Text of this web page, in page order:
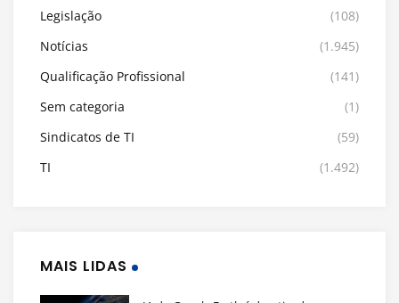
Legislação
(108)
Notícias
(1.945)
Qualificação Profissional
(141)
Sem categoria
(1)
Sindicatos de TI
(59)
TI
(1.492)
MAIS LIDAS